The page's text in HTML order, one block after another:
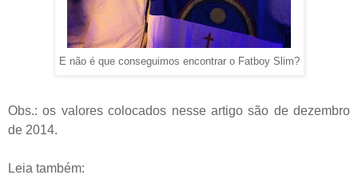
E não é que conseguimos encontrar o Fatboy Slim?
Obs.: os valores colocados nesse artigo são de dezembro
de 2014.
Leia também: